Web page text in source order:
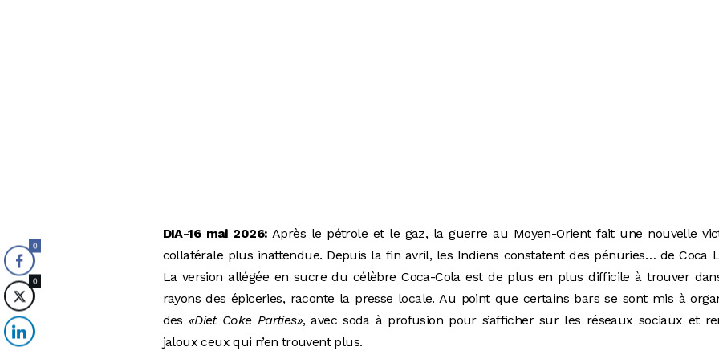
DIA-16 mai 2026: Après le pétrole et le gaz, la guerre au Moyen-Orient fait une nouvelle
collatérale plus inattendue. Depuis la fin avril, les Indiens constatent des pénuries… de Coca
La version allégée en sucre du célèbre Coca-Cola est de plus en plus difficile à trouver
rayons des épiceries, raconte la presse locale. Au point que certains bars se sont mis à
des «Diet Coke Parties», avec soda à profusion pour s’afficher sur les réseaux sociaux et
jaloux ceux qui n’en trouvent plus.
0
0